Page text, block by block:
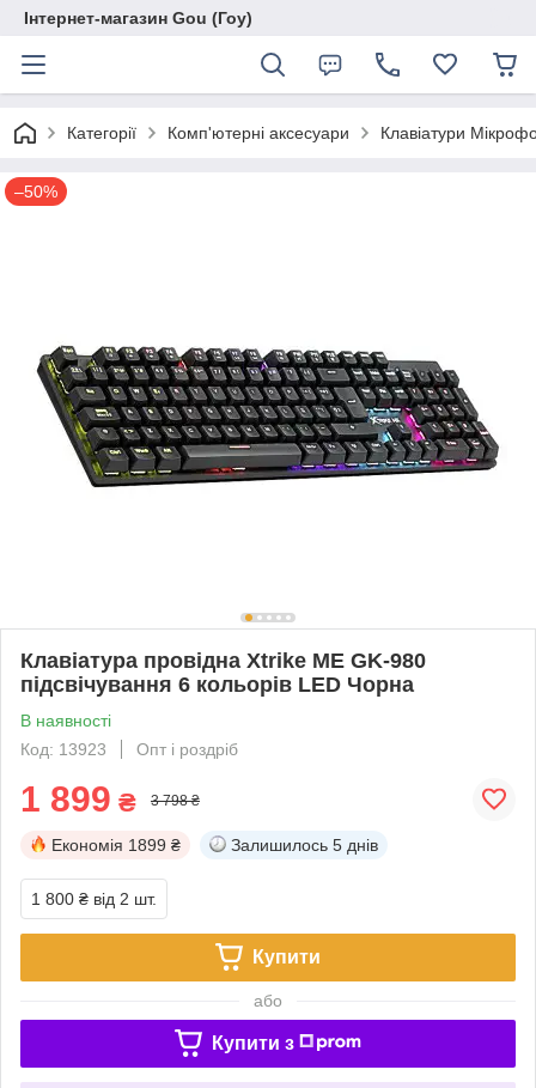
Інтернет-магазин Gou (Гоу)
Категорії Комп'ютерні аксесуари Клавіатури
–50%
Клавіатура провідна Xtrike ME GK-980
підсвічування 6 кольорів LED Чорна
В наявності
Код: 13923
Опт і роздріб
1 899 ₴ 3 798 ₴
Економія 1899 ₴ Залишилось 5 днів
1 800 ₴ від 2 шт.
Купити
або
Купити з